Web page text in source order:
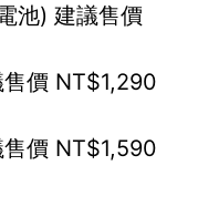
池) 建議售價
價 NT$1,290
價 NT$1,590